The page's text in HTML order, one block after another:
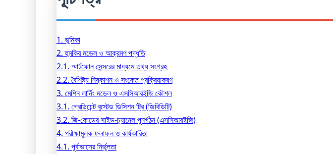
1. ভূমিকা
2. হুমকির মডেল ও আক্রমণ পদ্ধতি
2.1. স্মার্টফোন সেন্সরের মাধ্যমে তথ্য সংগ্রহ
2.2. বৈশিষ্ট্য নিষ্কাশন ও সংকেত প্রক্রিয়াকরণ
3. মেশিন লার্নিং মডেল ও এসসিআরইজি কৌশল
3.1. গ্রেডিয়েন্ট বুস্টেড ডিসিশন ট্রি (জিবিডিটি)
3.2. জি-কোডের সাইড-চ্যানেল পুনর্গঠন (এসসিআরইজি)
4. পরীক্ষামূলক ফলাফল ও কার্যকারিতা
4.1. পূর্বাভাসের নির্ভুলতা